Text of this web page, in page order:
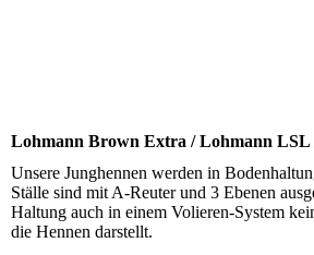
Lohmann Brown Extra / Lohmann
Unsere Junghennen werden in
Ställe sind mit A-Reuter und 3 Ebenen
Haltung auch in einem Volieren-System
die Hennen darstellt.